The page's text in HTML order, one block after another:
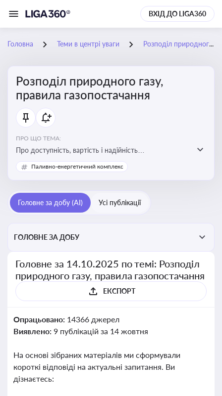
ВХІД ДО LIGA360
Головна Теми в центрі уваги Розподіл природного газу, правила газопостачання
Розподіл природного газу,
правила газопостачання
ПРО ЩО ТЕМА:
Про доступність, вартість і надійність
енергопостачання для бізнесу та вплив на економічну
стабільність
Паливно-енергетичний комплекс
Головне за добу (AI) Усі публікації
ГОЛОВНЕ ЗА ДОБУ
Головне за 14.10.2025 по темі: Розподіл
природного газу, правила газопостачання
ЕКСПОРТ
Опрацьовано: 14366 джерел
Виявлено: 9 публікацій за 14 жовтня
На основі зібраних матеріалів ми сформували
короткі відповіді на актуальні запитання. Ви
дізнаєтесь: